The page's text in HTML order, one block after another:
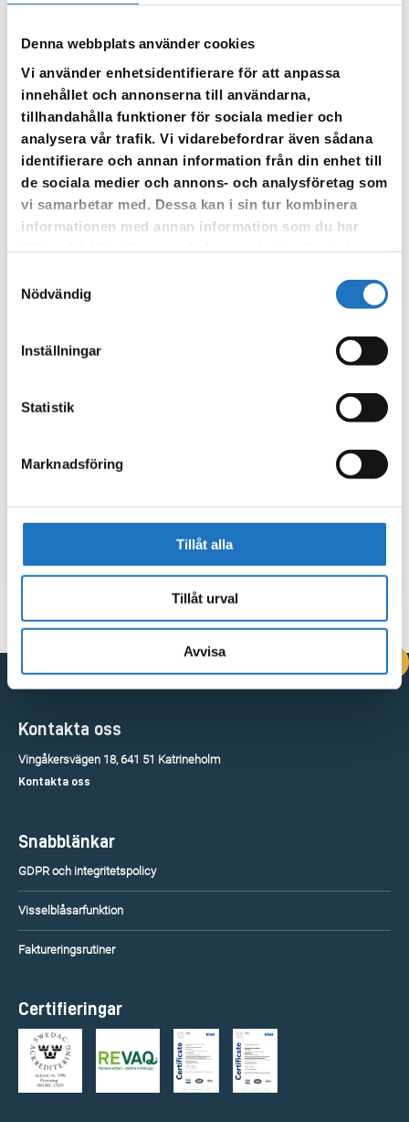
Denna webbplats använder cookies
Vi använder enhetsidentifierare för att anpassa
innehållet och annonserna till användarna,
tillhandahålla funktioner för sociala medier och
analysera vår trafik. Vi vidarebefordrar även sådana
identifierare och annan information från din enhet till
de sociala medier och annons- och analysföretag som
vi samarbetar med. Dessa kan i sin tur kombinera
informationen med annan information som du har
Nödvändig
Inställningar
Statistik
Marknadsföring
Tillåt alla
Tillåt urval
Avvisa
Vår sms-tjänst använder vi enbart för att kunna informera dig
om driftstörningar och andra händelser som kan påverka dig
som fastighetsägare.
Kontakta oss
Vingåkersvägen 18, 641 51 Katrineholm
Kontakta oss
Snabblänkar
GDPR och integritetspolicy
Visselblåsarfunktion
Faktureringsrutiner
Certifieringar